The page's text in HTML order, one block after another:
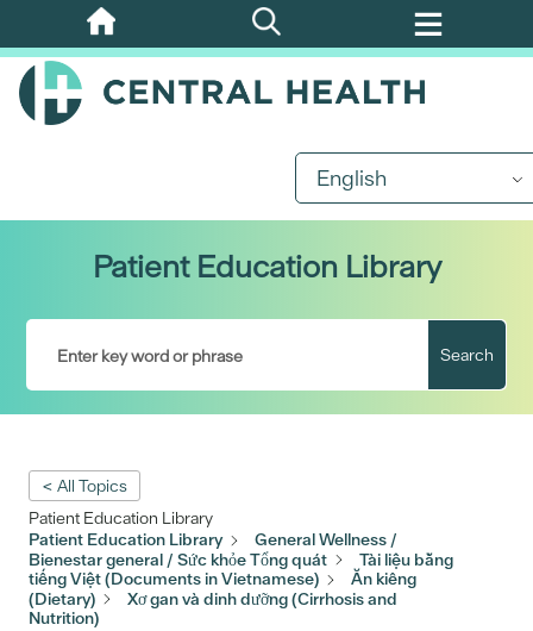
Skip
to
main
English
Patient Education Library
Search
< All Topics
Patient Education Library
Patient Education Library
General Wellness /
Bienestar general / Sức khỏe Tổng quát
Tài liệu bằng
tiếng Việt (Documents in Vietnamese)
Ăn kiêng
(Dietary)
Xơ gan và dinh dưỡng (Cirrhosis and
Nutrition)